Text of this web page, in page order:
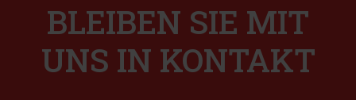
BLEIBEN SIE MIT
UNS IN KONTAKT